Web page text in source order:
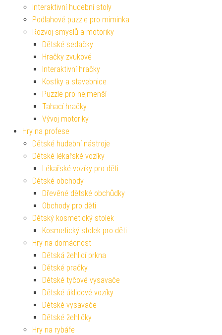
Interaktivní hudební stoly
Podlahové puzzle pro miminka
Rozvoj smyslů a motoriky
Dětské sedačky
Hračky zvukové
Interaktivní hračky
Kostky a stavebnice
Puzzle pro nejmenší
Tahací hračky
Vývoj motoriky
Hry na profese
Dětské hudební nástroje
Dětské lékařské vozíky
Lékařské vozíky pro děti
Dětské obchody
Dřevěné dětské obchůdky
Obchody pro děti
Dětský kosmetický stolek
Kosmetický stolek pro děti
Hry na domácnost
Dětská žehlicí prkna
Dětské pračky
Dětské tyčové vysavače
Dětské úklidové vozíky
Dětské vysavače
Dětské žehličky
Hry na rybáře